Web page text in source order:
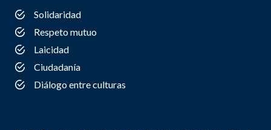
Solidaridad
Respeto mutuo
Laicidad
Ciudadanía
Diálogo entre culturas